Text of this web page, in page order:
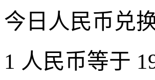
今日人民币兑
1 人民币等于